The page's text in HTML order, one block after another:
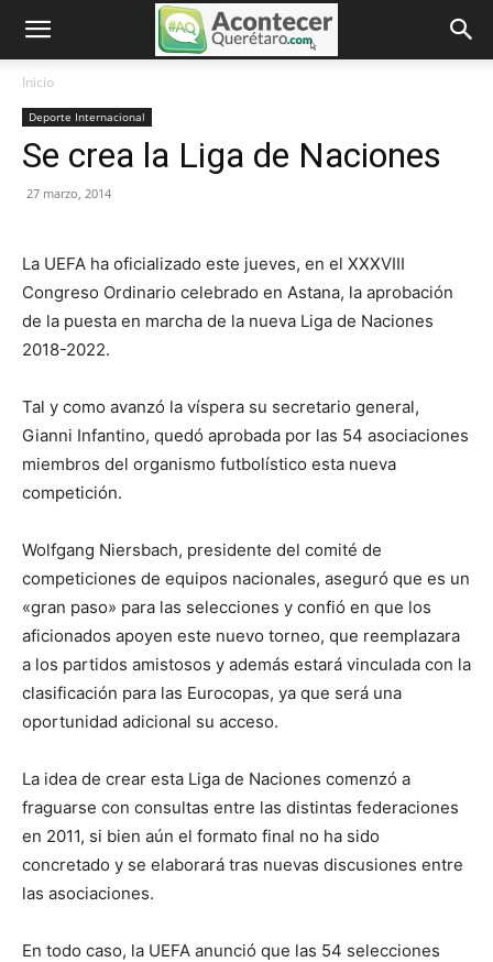
Inicio
Deporte Internacional
Se crea la Liga de Naciones
27 marzo, 2014
La UEFA ha oficializado este jueves, en el XXXVIII
Congreso Ordinario celebrado en Astana, la aprobación
de la puesta en marcha de la nueva Liga de Naciones
2018-2022.
Tal y como avanzó la víspera su secretario general,
Gianni Infantino, quedó aprobada por las 54 asociaciones
miembros del organismo futbolístico esta nueva
competición.
Wolfgang Niersbach, presidente del comité de
competiciones de equipos nacionales, aseguró que es un
«gran paso» para las selecciones y confió en que los
aficionados apoyen este nuevo torneo, que reemplazara
a los partidos amistosos y además estará vinculada con la
clasificación para las Eurocopas, ya que será una
oportunidad adicional su acceso.
La idea de crear esta Liga de Naciones comenzó a
fraguarse con consultas entre las distintas federaciones
en 2011, si bien aún el formato final no ha sido
concretado y se elaborará tras nuevas discusiones entre
las asociaciones.
En todo caso, la UEFA anunció que las 54 selecciones